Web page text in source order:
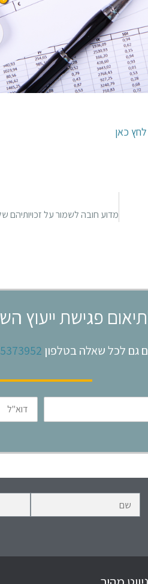
לחץ כאן
פגישת ייעוץ
גם לכל שאלה בטלפון
דוא"ל